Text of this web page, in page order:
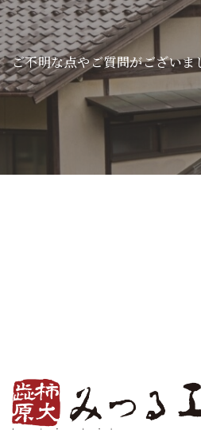
ご不明な点やご質問がございま